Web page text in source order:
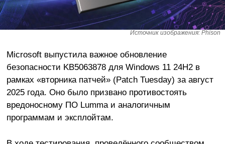
Источник изображения: Phison
Microsoft выпустила важное обновление
безопасности KB5063878 для Windows 11 24H2 в
рамках «вторника патчей» (Patch Tuesday) за август
2025 года. Оно было призвано противостоять
вредоносному ПО Lumma и аналогичным
программам и эксплойтам.